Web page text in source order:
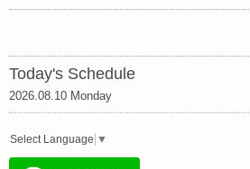
Today's Schedule
2026.08.10 Monday
Select Language ▼